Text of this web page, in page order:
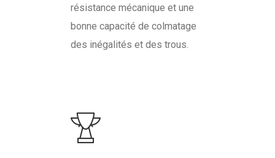
résistance mécanique et une
bonne capacité de colmatage
des inégalités et des trous.